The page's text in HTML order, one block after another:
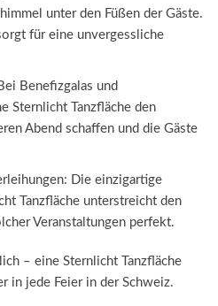
unter den Füßen der Gäste.
für eine unvergessliche
Benefizgalas und
Sternlicht Tanzfläche den
Abend schaffen und die Gäste
Die einzigartige
Tanzfläche unterstreicht den
Veranstaltungen perfekt.
– eine Sternlicht Tanzfläche
in jede Feier in der Schweiz.